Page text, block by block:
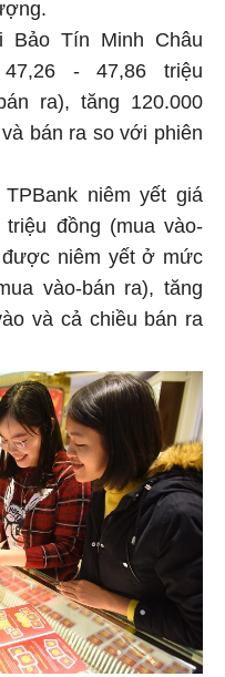
Bảo Tín Minh Châu
- 47,86 triệu
ra), tăng 120.000
bán ra so với phiên
niêm yết giá
đồng (mua vào-
niêm yết ở mức
vào-bán ra), tăng
và cả chiều bán ra